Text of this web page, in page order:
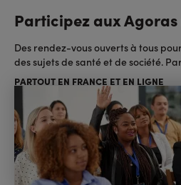
Participez aux
Des rendez-vous ouverts à tous
des sujets de santé et de société.
PARTOUT EN FRANCE ET EN LIGNE